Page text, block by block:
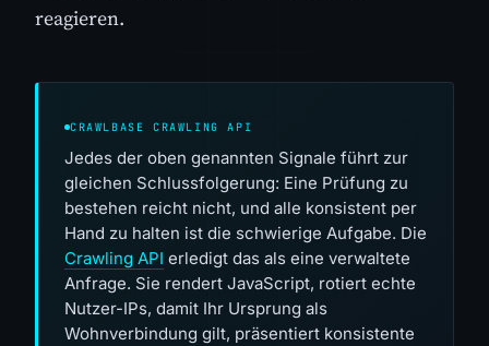
reagieren.
CRAWLBASE CRAWLING API
Jedes der oben genannten Signale führt zur
gleichen Schlussfolgerung: Eine Prüfung zu
bestehen reicht nicht, und alle konsistent per
Hand zu halten ist die schwierige Aufgabe. Die
Crawling API erledigt das als eine verwaltete
Anfrage. Sie rendert JavaScript, rotiert echte
Nutzer-IPs, damit Ihr Ursprung als
Wohnverbindung gilt, präsentiert konsistente